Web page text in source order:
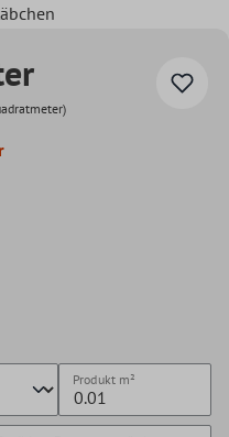
Produkt m²